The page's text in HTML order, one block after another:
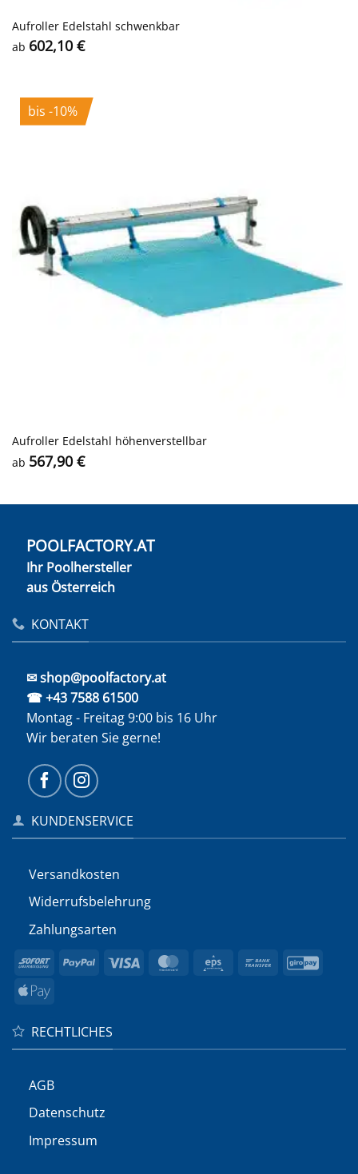
Aufroller Edelstahl schwenkbar
ab 602,10 €
bis -10%
Aufroller Edelstahl höhenverstellbar
ab 567,90 €
POOLFACTORY.AT
Ihr Poolhersteller
aus Österreich
KONTAKT
✉ shop@poolfactory.at
☎ +43 7588 61500
Montag - Freitag 9:00 bis 16 Uhr
Wir beraten Sie gerne!
KUNDENSERVICE
Versandkosten
Widerrufs­belehrung
Zahlungsarten
Sofort PayPal Visa MasterCard
Eps
Bank
Apple
RECHTLICHES
AGB
Datenschutz
Impressum